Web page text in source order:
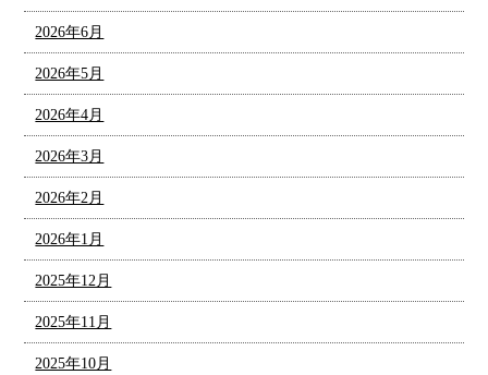
2026年6月
2026年5月
2026年4月
2026年3月
2026年2月
2026年1月
2025年12月
2025年11月
2025年10月